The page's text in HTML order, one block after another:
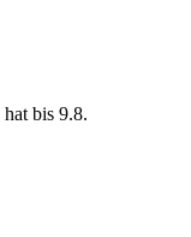
bis 9.8.